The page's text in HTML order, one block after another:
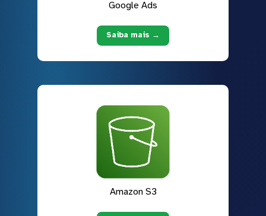
Google Ads
Saiba mais →
Amazon S3